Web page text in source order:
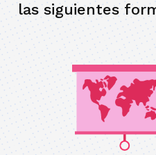
las siguientes